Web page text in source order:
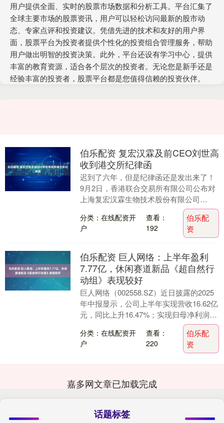
用户提供全面、实时的股票市场数据和分析工具。平台汇集了
全球主要市场的股票资讯，用户可以轻松访问最新的股市动
态、专家点评和投资建议。凭借先进的技术和友好的用户界
面，股票平台为投资者提供个性化的投资组合管理服务，帮助
用户做出明智的投资决策。此外，平台还设有学习中心，提供
丰富的教育资源，适合各个层次的投资者。无论您是新手还是
经验丰富的投资者，股票平台都是您值得信赖的投资伙伴。
伯乐配资 复宏汉霖及前CEO刘世高
收到港交所纪律函
迟到了六年，但是纪律函还是发出来了！
9月2日，香港联合交易所有限公司公布对
上海复宏汉霖生物技术股份有限公司
（02696.HK）及其前执行董事兼首席执行
官刘世高....
分类：在线配资开
户
查看：
192
伯乐配
资
伯乐配资 巨人网络：上半年盈利
7.77亿，休闲赛道新品《超自然行
动组》表现较好
巨人网络（002558.SZ）近日披露的2025
年中报显示，公司上半年实现营收16.62亿
元，同比上升16.47%；实现归母净利润
分类：在线配资开
户
查看：
220
伯乐配
资
嘉多网文章已加载完成
话题标签